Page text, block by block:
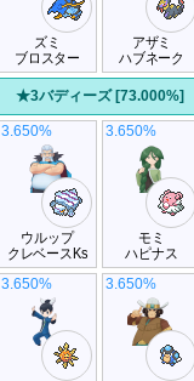
ズミ
ブロスター
アザミ
ハブネーク
★3バディーズ [73.000%]
ウルップ
クレベースKs
3.650%
モミ
ハピナス
3.650%
3.650% 3.650%